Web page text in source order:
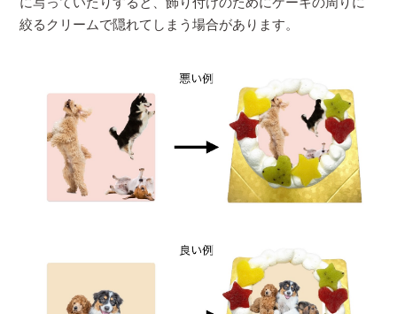
絞るクリームで隠れてしまう場合があります。